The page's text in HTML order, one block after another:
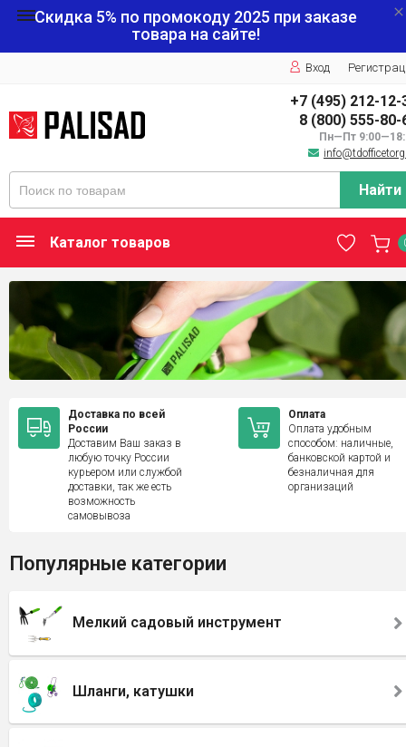
Скидка 5% по промокоду 2025 при заказе
товара на сайте!
Вход
+7 (495) 212-12-
8 (800) 555-80-
Пн—Пт
Найти
Каталог товаров
Доставка по всей
России
Доставим Ваш заказ в
любую точку России
курьером или службой
доставки, так же есть
возможность
самовывоза
Оплата
Оплата удобным
способом: наличные,
банковской картой и
безналичная для
организаций
Популярные категории
Мелкий садовый инструмент
Шланги, катушки